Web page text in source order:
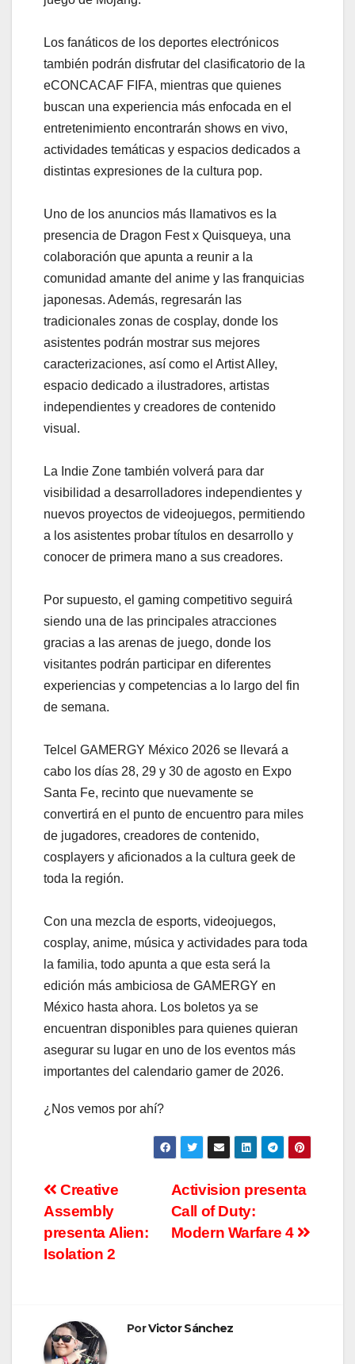
Los fanáticos de los deportes electrónicos
también podrán disfrutar del clasificatorio de la
eCONCACAF FIFA, mientras que quienes
buscan una experiencia más enfocada en el
entretenimiento encontrarán shows en vivo,
actividades temáticas y espacios dedicados a
distintas expresiones de la cultura pop.
Uno de los anuncios más llamativos es la
presencia de Dragon Fest x Quisqueya, una
colaboración que apunta a reunir a la
comunidad amante del anime y las franquicias
japonesas. Además, regresarán las
tradicionales zonas de cosplay, donde los
asistentes podrán mostrar sus mejores
caracterizaciones, así como el Artist Alley,
espacio dedicado a ilustradores, artistas
independientes y creadores de contenido
visual.
La Indie Zone también volverá para dar
visibilidad a desarrolladores independientes y
nuevos proyectos de videojuegos, permitiendo
a los asistentes probar títulos en desarrollo y
conocer de primera mano a sus creadores.
Por supuesto, el gaming competitivo seguirá
siendo una de las principales atracciones
gracias a las arenas de juego, donde los
visitantes podrán participar en diferentes
experiencias y competencias a lo largo del fin
de semana.
Telcel GAMERGY México 2026 se llevará a
cabo los días 28, 29 y 30 de agosto en Expo
Santa Fe, recinto que nuevamente se
convertirá en el punto de encuentro para miles
de jugadores, creadores de contenido,
cosplayers y aficionados a la cultura geek de
toda la región.
Con una mezcla de esports, videojuegos,
cosplay, anime, música y actividades para toda
la familia, todo apunta a que esta será la
edición más ambiciosa de GAMERGY en
México hasta ahora. Los boletos ya se
encuentran disponibles para quienes quieran
asegurar su lugar en uno de los eventos más
importantes del calendario gamer de 2026.
¿Nos vemos por ahí?
Navegación
de
entradas
Activision presenta
Call of Duty:
Modern Warfare 4
Creative
Assembly
presenta Alien:
Isolation 2
PorVictor Sánchez